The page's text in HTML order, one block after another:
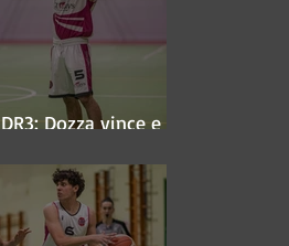
DR3: Dozza vince e